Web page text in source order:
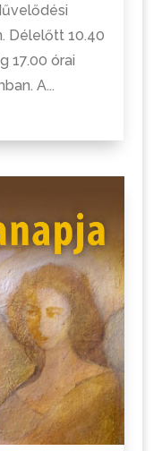
Délelőtt 10.40
17.00 órai
A...